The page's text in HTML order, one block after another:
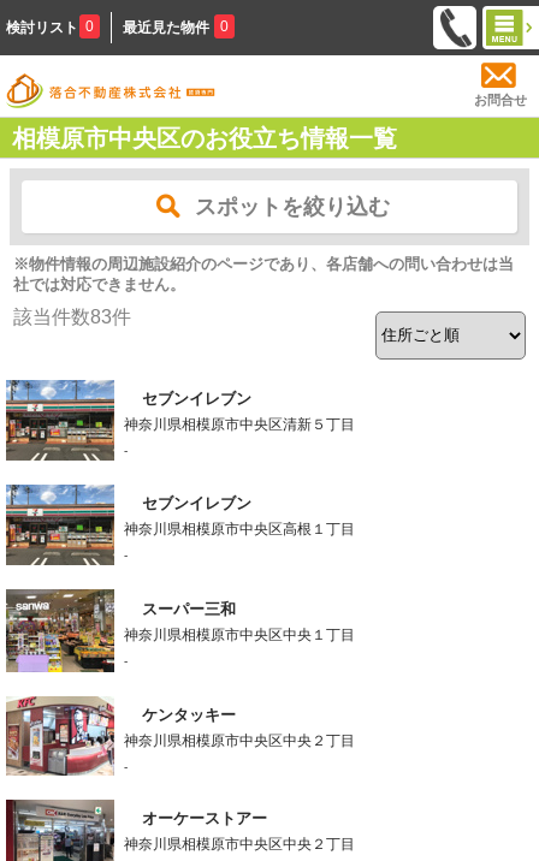
検討リスト 0 最近見た物件 0
お問合せ
相模原市中央区のお役立ち情報一覧
スポットを絞り込む
※物件情報の周辺施設紹介のページであり、各店舗への問い合わせは当
社では対応できません。
該当件数83件
セブンイレブン
神奈川県相模原市中央区清新５丁目
-
セブンイレブン
神奈川県相模原市中央区高根１丁目
-
スーパー三和
神奈川県相模原市中央区中央１丁目
-
ケンタッキー
神奈川県相模原市中央区中央２丁目
-
オーケーストアー
神奈川県相模原市中央区中央２丁目